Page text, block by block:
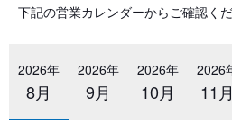
下記の営業カレンダーからご確認くだ
2026年
8月
2026年
9月
2026年
10月
2026
11月